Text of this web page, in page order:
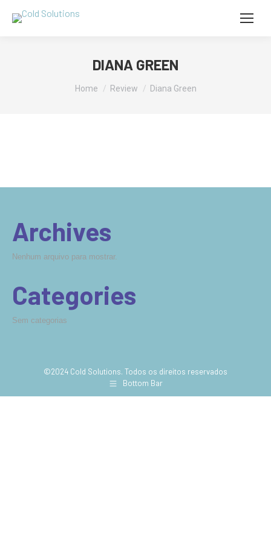
DIANA GREEN
Home Review Diana Green
Archives
Nenhum arquivo para mostrar.
Categories
Sem categorias
©2024 Cold Solutions. Todos os direitos reservados
Bottom Bar